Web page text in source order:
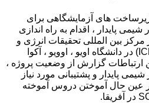
زیرساخت های آزمایشگاهی برای
پایدار ، اقدام به راه اندازی
بین المللی تحقیقات انرژی و
پایداری محیط زیست (ICEESR) در دانشگاه اویو ، اوویو ، آکوا
ارتباطات گزارش از وضعیت پروژه ،
پایدار و پشتیبانی مورد نیاز
عین حال آموختن دروس آموخته